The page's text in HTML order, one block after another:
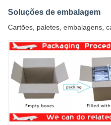
Soluções de embalagem
Cartões, paletes, embalagens,